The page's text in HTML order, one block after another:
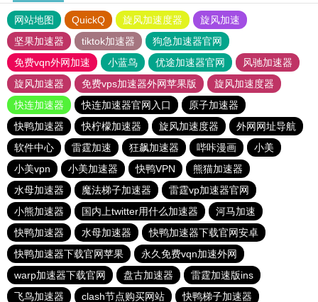
网站地图 QuickQ 旋风加速度器
旋风加速
坚果加速器
tiktok加速器
狗急加速器官网
免费vqn外网加速
小蓝鸟 优途加速器官网
风驰加速器
旋风加速器
免费vps加速器外网苹果版
旋风加速度器
快连加速器
快连加速器官网入口
原子加速器
快鸭加速器
快柠檬加速器 旋风加速度器
外网网址导航
软件中心
雷霆加速 狂飙加速器 哔咔漫画
小美
小美vpn
小美加速器 快鸭VPN
熊猫加速器
水母加速器
魔法梯子加速器
雷霆vp加速器官网
小熊加速器
国内上twitter用什么加速器
河马加速
快鸭加速器
水母加速器
快鸭加速器下载官网安卓
快鸭加速器下载官网苹果
永久免费vqn加速外网
warp加速器下载官网
盘古加速器
雷霆加速版ins
飞鸟加速器
clash节点购买网站 快鸭梯子加速器